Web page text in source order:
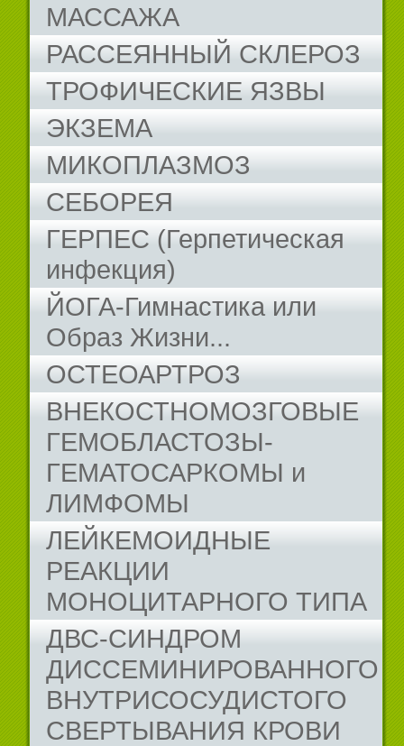
МАССАЖА
РАССЕЯННЫЙ СКЛЕРОЗ
ТРОФИЧЕСКИЕ ЯЗВЫ
ЭКЗЕМА
МИКОПЛАЗМОЗ
СЕБОРЕЯ
ГЕРПЕС (Герпетическая
инфекция)
ЙОГА-Гимнастика или
Образ Жизни...
ОСТЕОАРТРОЗ
ВНЕКОСТНОМОЗГОВЫЕ
ГЕМОБЛАСТОЗЫ-
ГЕМАТОСАРКОМЫ и
ЛИМФОМЫ
ЛЕЙКЕМОИДНЫЕ
РЕАКЦИИ
МОНОЦИТАРНОГО ТИПА
ДВС-СИНДРОМ
ДИССЕМИНИРОВАННОГО
ВНУТРИСОСУДИСТОГО
СВЕРТЫВАНИЯ КРОВИ